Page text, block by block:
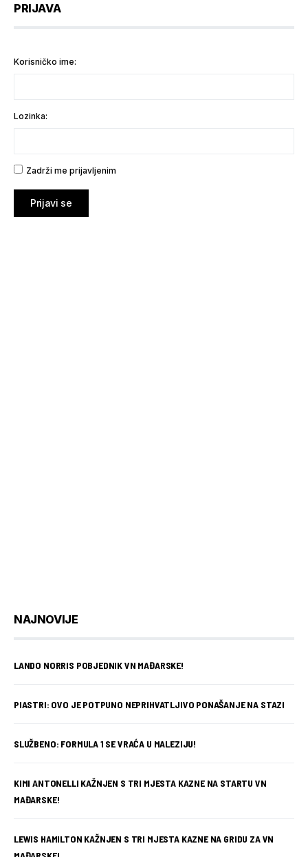
PRIJAVA
Korisničko ime:
Lozinka:
Zadrži me prijavljenim
Prijavi se
NAJNOVIJE
LANDO NORRIS POBJEDNIK VN MAĐARSKE!
PIASTRI: OVO JE POTPUNO NEPRIHVATLJIVO PONAŠANJE NA STAZI
SLUŽBENO: FORMULA 1 SE VRAĆA U MALEZIJU!
KIMI ANTONELLI KAŽNJEN S TRI MJESTA KAZNE NA STARTU VN
MAĐARSKE!
LEWIS HAMILTON KAŽNJEN S TRI MJESTA KAZNE NA GRIDU ZA VN